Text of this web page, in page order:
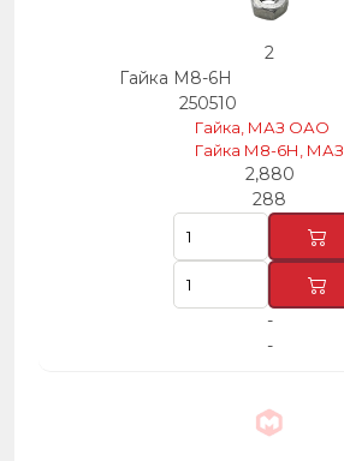
2
Гайка М8-6Н
250510
Гайка, МАЗ ОАО
Гайка М8-6Н, МАЗ
2,880
288
-
-